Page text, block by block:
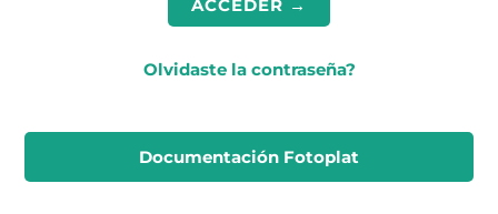
Olvidaste la contraseña?
Documentación Fotoplat